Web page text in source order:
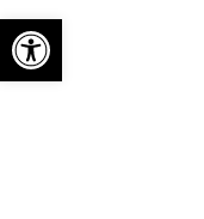
Abrir barra de herramientas